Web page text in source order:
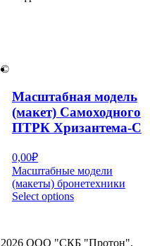
Масштабная модель
(макет) Самоходного
ПТРК Хризантема-С
0,00₽
Масштабные модели
(макеты) бронетехники
Select options
©
2026 ООО "СКБ "Протон".